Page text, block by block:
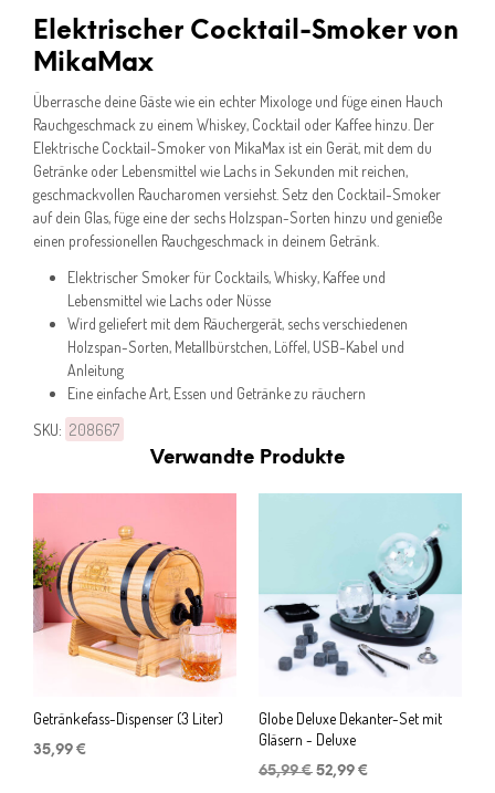
Elektrischer Cocktail-Smoker von
MikaMax
Überrasche deine Gäste wie ein echter Mixologe und füge einen Hauch
Rauchgeschmack zu einem Whiskey, Cocktail oder Kaffee hinzu. Der
Elektrische Cocktail-Smoker von MikaMax ist ein Gerät, mit dem du
Getränke oder Lebensmittel wie Lachs in Sekunden mit reichen,
geschmackvollen Raucharomen versiehst. Setz den Cocktail-Smoker
auf dein Glas, füge eine der sechs Holzspan-Sorten hinzu und genieße
einen professionellen Rauchgeschmack in deinem Getränk.
Elektrischer Smoker für Cocktails, Whisky, Kaffee und
Lebensmittel wie Lachs oder Nüsse
Wird geliefert mit dem Räuchergerät, sechs verschiedenen
Holzspan-Sorten, Metallbürstchen, Löffel, USB-Kabel und
Anleitung
Eine einfache Art, Essen und Getränke zu räuchern
SKU: 208667
Verwandte Produkte
Getränkefass-Dispenser (3 Liter)
35,99 €
Globe Deluxe Dekanter-Set mit
Gläsern - Deluxe
65,99€ Ursprünglicher
52,99 €